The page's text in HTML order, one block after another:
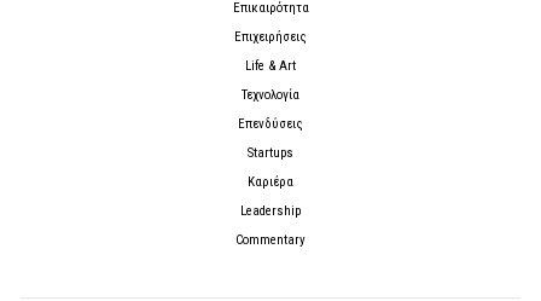
Επικαιρότητα
Επιχειρήσεις
Life & Art
Τεχνολογία
Επενδύσεις
Startups
Καριέρα
Leadership
Commentary